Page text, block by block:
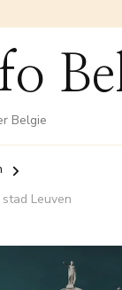
Belgie
stad Leuven